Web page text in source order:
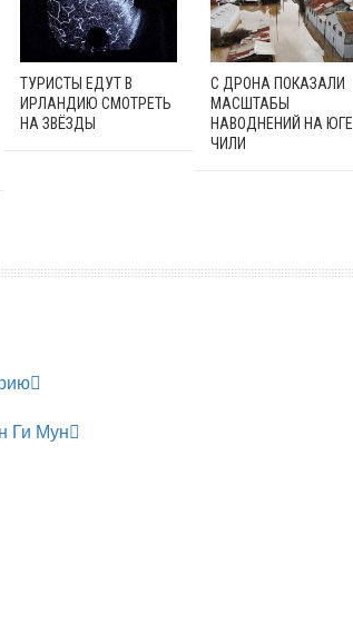
ТУРИСТЫ ЕДУТ В
ИРЛАНДИЮ СМОТРЕТЬ
НА ЗВЁЗДЫ
С ДРОНА ПОКАЗАЛИ
МАСШТАБЫ
НАВОДНЕНИЙ НА ЮГЕ
ЧИЛИ
Ги Мун